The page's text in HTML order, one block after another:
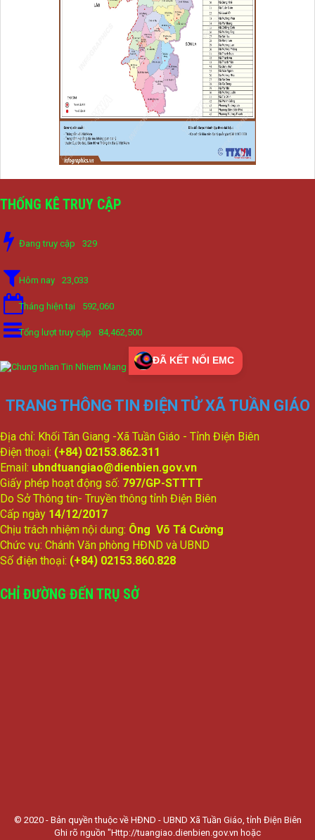
THỐNG KÊ TRUY CẬP
Đang truy cập 329
Hôm nay 23,033
Tháng hiện tại 592,060
Tổng lượt truy cập 84,462,500
ĐÃ KẾT NỐI EMC
TRANG THÔNG TIN ĐIỆN TỬ XÃ TUẦN GIÁO
Địa chỉ: Khối Tân Giang -Xã Tuần Giáo - Tỉnh Điện Biên
Điện thoại: (+84) 02153.862.311
Email: ubndtuangiao@dienbien.gov.vn
Giấy phép hoạt động số: 797/GP-STTTT
Do Sở Thông tin- Truyền thông tỉnh Điện Biên
Cấp ngày 14/12/2017
Chịu trách nhiệm nội dung: Ông Võ Tá Cường
Chức vụ: Chánh Văn phòng HĐND và UBND
Số điện thoại: (+84) 02153.860.828
CHỈ ĐƯỜNG ĐẾN TRỤ SỞ
© 2020 - Bản quyền thuộc về HĐND - UBND Xã Tuần Giáo, tỉnh Điện Biên
Ghi rõ nguồn "Http://tuangiao.dienbien.gov.vn hoặc